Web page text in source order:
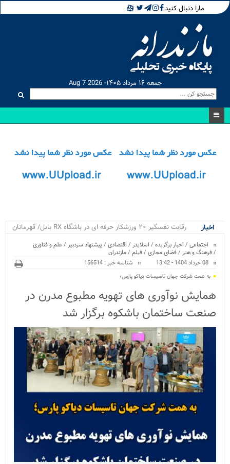
مارا دنبال کنید
جمعه ۱۶ مرداد ۱۴۰۵- Aug 7 2026
اخبار
.
اجتماعی / اخبار برگزیده / اسلایدر / اقتصادی / پیشنهاد سردبیر / علم و فناوری
/فرهنگ و هنر /فضای مجازی /فیلم / مازندران
08 خرداد 1404 - 13:42
شناسه خبر : 156514
به همت شرکت جهان تاسیسات دیاکو پارس؛
همایش نوآوری های تهویه مطبوع مدرن در
صنعت ساختمان باشکوه برگزار شد